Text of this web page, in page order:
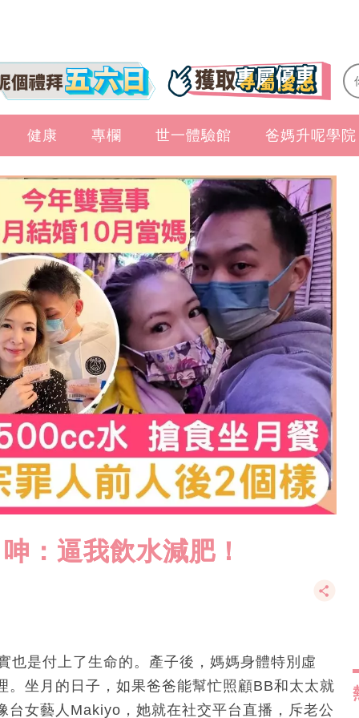
健康 專欄 世一體驗館 爸媽升呢學院
：逼我飲水減肥！
也是付上了生命的。產子後，媽媽身體特別虛
坐月的日子，如果爸爸能幫忙照顧BB和太太就
女藝人Makiyo，她就在社交平台直播，斥老公